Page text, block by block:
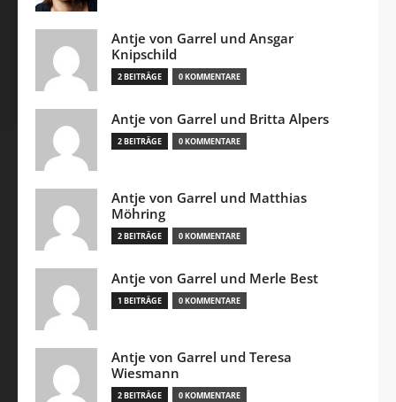
Antje von Garrel und Ansgar
Knipschild
2 BEITRÄGE 0 KOMMENTARE
Antje von Garrel und Britta Alpers
2 BEITRÄGE 0 KOMMENTARE
Antje von Garrel und Matthias
Möhring
2 BEITRÄGE 0 KOMMENTARE
Antje von Garrel und Merle Best
1 BEITRÄGE 0 KOMMENTARE
Antje von Garrel und Teresa
Wiesmann
2 BEITRÄGE 0 KOMMENTARE